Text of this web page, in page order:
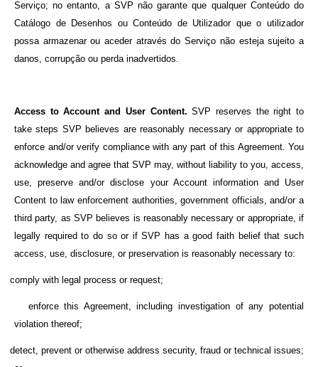
Serviço; no entanto, a SVP não garante que qualquer Conteúdo do
Catálogo de Desenhos ou Conteúdo de Utilizador que o utilizador
possa armazenar ou aceder através do Serviço não esteja sujeito a
danos, corrupção ou perda inadvertidos.
Access to Account and User Content.SVP reserves the right to
take steps SVP believes are reasonably necessary or appropriate to
enforce and/or verify compliance with any part of this Agreement. You
acknowledge and agree that SVP may, without liability to you, access,
use, preserve and/or disclose your Account information and User
Content to law enforcement authorities, government officials, and/or a
third party, as SVP believes is reasonably necessary or appropriate, if
legally required to do so or if SVP has a good faith belief that such
access, use, disclosure, or preservation is reasonably necessary to:
comply with legal process or request;
enforce this Agreement, including investigation of any potential
violation thereof;
detect, prevent or otherwise address security, fraud or technical issues;